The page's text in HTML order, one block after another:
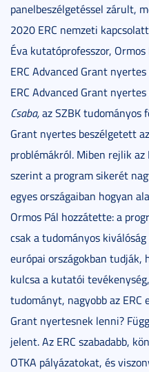
panelbeszélgetéssel zárult,
2020 ERC nemzeti
Éva kutatóprofesszor,
ERC Advanced Grant
ERC Advanced Grant
Csaba,az SZBK tudományos
Grant nyertes beszélgetett
problémákról. Miben rejlik az
szerint a program sikerét
egyes országaiban hogyan
Ormos Pál hozzátette: a
csak a tudományos
európai országokban tudják,
kulcsa a kutatói
tudományt, nagyobb az ERC
Grant nyertesnek lenni?
jelent. Az ERC szabadabb,
OTKA pályázatokat, és